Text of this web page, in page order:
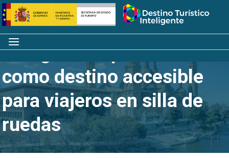
Saltar
al
contenido
Inicio
Menú
Zaragoza se promociona
como destino accesible
para viajeros en silla de
ruedas